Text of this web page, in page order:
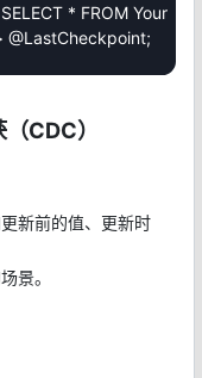
* FROM Your
@LastCheckpoint;
CDC）
新前的值、更新时
景。